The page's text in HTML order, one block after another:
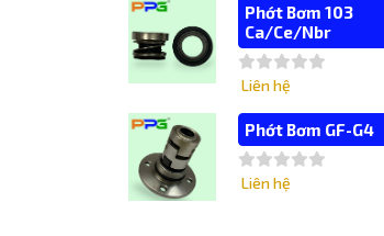
Phớt Bơm 103
Ca/Ce/Nbr
Liên hệ
Phớt Bơm GF-G4
Liên hệ